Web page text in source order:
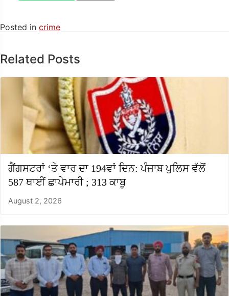
Posted in crime
Related Posts
ਗੈਂਗਸਟਰਾਂ ‘ਤੇ ਵਾਰ ਦਾ 194ਵਾਂ ਦਿਨ: ਪੰਜਾਬ ਪੁਲਿਸ ਵੱਲੋਂ
587 ਥਾਈਂ ਛਾਪੇਮਾਰੀ ; 313 ਕਾਬੂ
August 2, 2026